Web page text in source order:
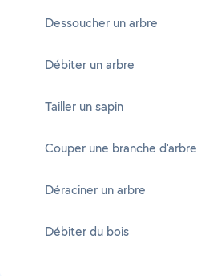
Dessoucher un arbre
Débiter un arbre
Tailler un sapin
Couper une branche d'arbre
Déraciner un arbre
Débiter du bois